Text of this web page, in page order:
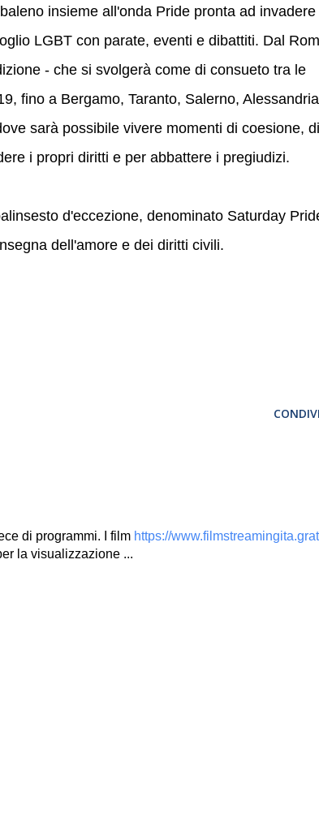
insieme all'onda Pride pronta ad invadere
LGBT con parate, eventi e dibattiti. Dal
- che si svolgerà come di consueto tra le
fino a Bergamo, Taranto, Salerno,
sarà possibile vivere momenti di coesione, di
i propri diritti e per abbattere i pregiudizi.
d'eccezione, denominato Saturday
dell'amore e dei diritti civili.
di programmi. I film https://
la visualizzazione ...